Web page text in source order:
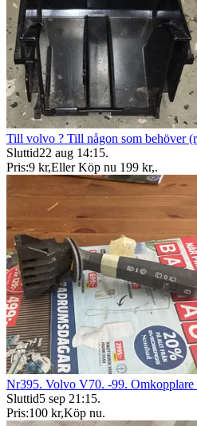
Till volvo ? Till någon som behöver
Sluttid22 aug 14:15.
Pris:9 kr,Eller Köp nu 199 kr,.
Nr395. Volvo V70. -99. Omkopplare
Sluttid5 sep 21:15.
Pris:100 kr,Köp nu.